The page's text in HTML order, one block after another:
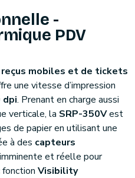
-
PDV
mobiles et de tickets
une vitesse d’impression
dpi. Prenant en charge aussi
verticale, la SRP-350Vest
de papier en utilisant une
à des capteurs
et réelle pour
fonction Visibility